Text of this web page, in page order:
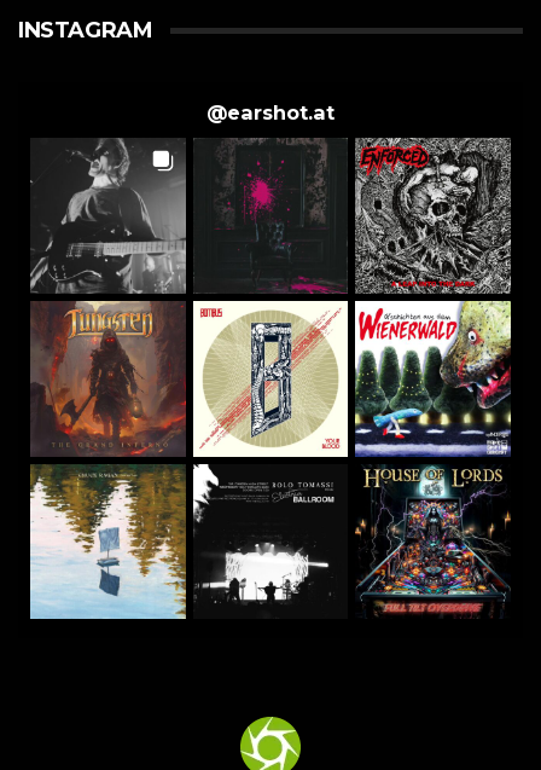
INSTAGRAM
@earshot.at